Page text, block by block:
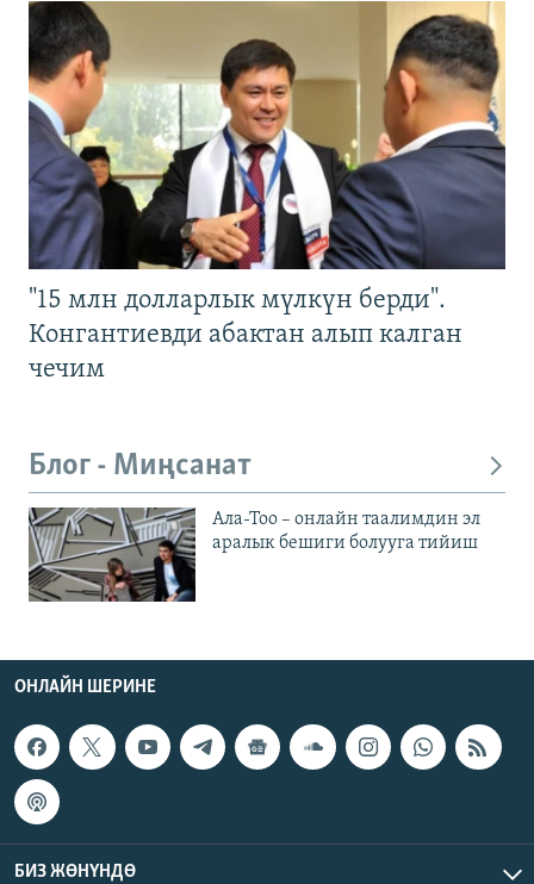
"15 млн долларлык мүлкүн берди".
Конгантиевди абактан алып калган
чечим
Блог - Миңсанат
Ала-Тоо – онлайн таалимдин эл
аралык бешиги болууга тийиш
ОНЛАЙН ШЕРИНЕ
БИЗ ЖӨНҮНДӨ